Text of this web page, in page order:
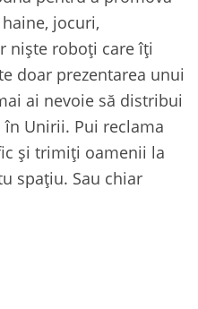
jocuri,
niște roboți care îți
doar prezentarea unui
ai nevoie să distribui
Unirii. Pui reclama
și trimiți oamenii la
spațiu. Sau chiar